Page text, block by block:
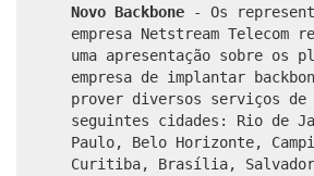
Novo Backbone - Os
empresa Netstream Telecom
uma apresentação sobre os
empresa de implantar
prover diversos serviços de
seguintes cidades: Rio de
Paulo, Belo Horizonte,
Curitiba, Brasília,